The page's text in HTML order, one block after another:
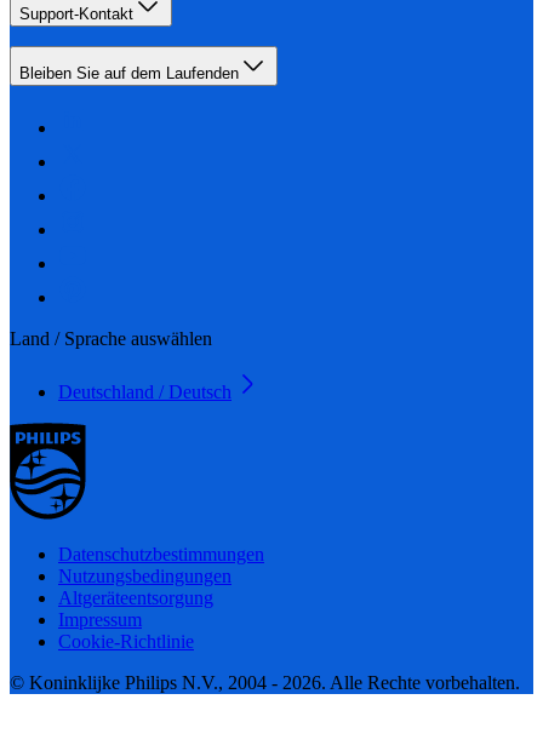
Support-Kontakt
Bleiben Sie auf dem Laufenden
Land / Sprache auswählen
Deutschland / Deutsch
Datenschutzbestimmungen
Nutzungsbedingungen
Altgeräteentsorgung
Impressum
Cookie-Richtlinie
© Koninklijke Philips N.V., 2004 - 2026. Alle Rechte vorbehalten.